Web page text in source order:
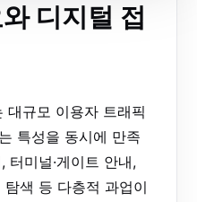
디지털 접
대규모 이용자 트래픽
특성을 동시에 만족
터미널·게이트 안내,
탐색 등 다층적 과업이